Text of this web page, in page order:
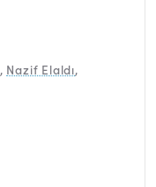
, Nazif Elaldı,